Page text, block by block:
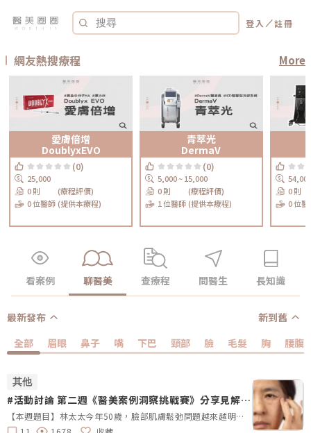
登入 ／註冊
網友熱搜療程 More
愛膚倍增
DoublyxEVO
(0)
25,000
0 則
(療程評價)
0 位醫師 (提供本療程)
青萃光
DermaV
(0)
5,000 ~ 15,000
0 則
(療程評價)
1 位醫師(提供本療程)
54,000
0 則
0 位醫
看案例 聊醫美 查療程 問醫生 長知識
最新發布
新到舊
全部
眉眼 鼻子 嘴 下巴 頸部 臉 毛髮 胸 腰腹
其他
#活動討論 第二週《醫美案例洞察挑戰賽》分享見解拿
好禮
【本週題目】林太太今年50歲，臉部肌膚鬆弛問題越來越明顯，特別是眼角和嘴角的細紋、眼袋，以及惱人的斑點，讓她感到整體看起來較為憔悴與顯老。她想改善肌膚鬆弛、眼袋與斑點問題，不介意透過手術或其他方式治療，請大家為林太太推薦適合的療程，幫助她重拾自信的容貌。【本週活動時間】01/13（一）AM09:00 - 01/19（日） PM23:59【活動獎勵】 專業評論獎《7-11購物金50元》抽10名會員 推薦好友留言送《LINE Points 5點數》每人推薦好友上限2人【活動方式】 活動期間每週一AM09:00將在在討論區發布一個模擬的醫美案例。案例包含患者的需求、問題描述。會員需根據案例情境進行分析，並針對該案例提供建議或解決方案。可以提出不同的治療選項、分析治療結果，或者分享相關經驗。每位會員的回應需具體、實用。 官方將根據會員的回應品質來優先評選出「專業評論獎」，這些留言者將優先納入抽獎範圍，以提升其被抽中的機會。留言中若包含分析、建議或醫美知識等。 避免重複、抄襲回覆其他參與者，或發表與前後留言無關的內容。如「同意」、「好棒」等，將不計入抽獎資格。 當週活動的留言截止時間為每週日 23:59。經核對符合活動規範的留言後，將於2025 / 02 / 03（一）統一抽出每週 10 名幸運得主，並另在討論區公布得獎名單。 乙組會員帳號於當週活動僅限留言乙次。 會員連續4週參與《醫美案例洞察》活動者，將有額外抽「活躍參與獎」的機會，可獲得「7-11購物金100元」作為獎勵。【推薦好友留言送】 活動期間，推薦朋友至每週主題活動討論區留言，每成功推薦 1 人可額外獲得「LINE Points 5 點數」。每人最多可推薦 2 人，超過 2 人則無法再獲得額外獎勵。 若多人推薦同一位朋友，獎勵將優先發放給第一位完成回報資料並經核對無誤的推薦者，其他推薦者將不予發放獎勵。此外，若推薦的好友未參與留言，則該推薦視為無效，將不予發放獎勳。 推薦人需確認好友已完成留言，並於2025 / 02 / 02（日）23:59前加入「醫美圈圈官方LINE」，點選LINE圖文選單中的【推薦好友加入】填妥推薦好友問卷資料後提交。 若發現參加者有不當行為，包括使用假帳戶、重複推薦、內容不符合規定或其他影響活動公平性的行為，主辦方保留取消參與資格及不發放獎勵的權利。 所有推薦資料需於2025 / 02 / 02（日）23:59前提交，逾期將視為放棄獎勵資格。 所有推薦資料提交後，官方將進行核對與統計，核對無誤者，「LINE Points 5點數」統一於2025/02/10（一）23:59前陸續發放完畢。如因資料填寫錯誤或未在指定時間內提交而無法核對，恕不補發。<<<點我看更多活動詳情>>